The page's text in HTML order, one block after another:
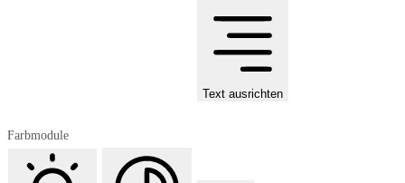
Text ausrichten
Farbmodule